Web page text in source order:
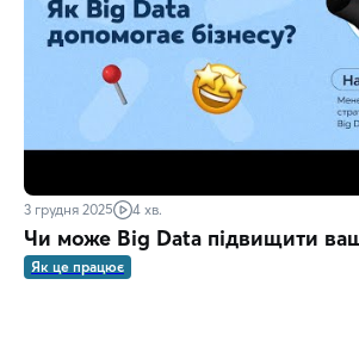
3 грудня 2025 4 хв.
Чи може Big Data підвищити
Як це працює